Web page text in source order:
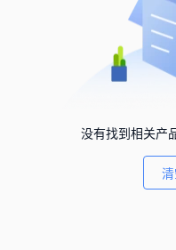
没有找到相关产